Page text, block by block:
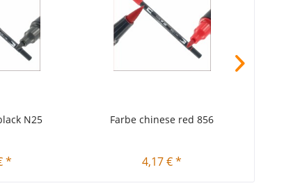
N25
*
Farbe chinese red 856
4,17 € *